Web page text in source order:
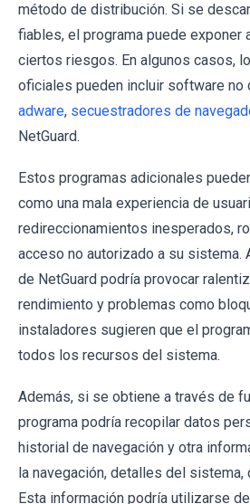
método de distribución. Si se
fiables, el programa puede exponer
ciertos riesgos. En algunos casos,
oficiales pueden incluir software no
adware, secuestradores de
NetGuard.
Estos programas adicionales
como una mala experiencia de
redireccionamientos inesperados,
acceso no autorizado a su sistema.
de NetGuard podría provocar
rendimiento y problemas como
instaladores sugieren que el
todos los recursos del sistema.
Además, si se obtiene a través de
programa podría recopilar datos
historial de navegación y otra
la navegación, detalles del sistema,
Esta información podría utilizarse